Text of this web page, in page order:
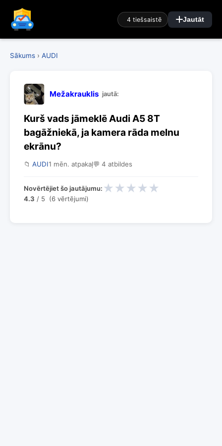
4 tiešsaistē Jautāt
Sākums › AUDI
Mežakrauklis jautā:
Kurš vads jāmeklē Audi A5 8T
bagāžniekā, ja kamera rāda melnu
ekrānu?
📁 AUDI1 mēn. atpakaļ💬 4 atbildes
Novērtējiet šo jautājumu: ★ ★ ★ ★ ★
4.3 / 5 (6 vērtējumi)